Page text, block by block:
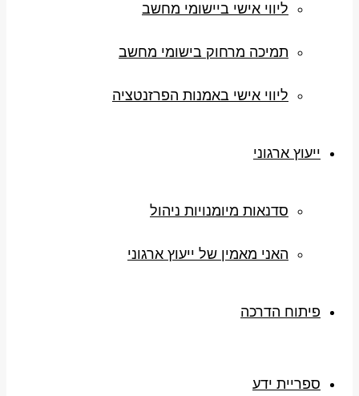
ליווי אישי ביישומי מחשב
תמיכה מרחוק בישומי מחשב
ליווי אישי באמנות הפרזנטציה
ייעוץ ארגוני
סדנאות מיומנויות ניהול
האני מאמין של ייעוץ ארגוני
פיתוח הדרכה
ספריית ידע